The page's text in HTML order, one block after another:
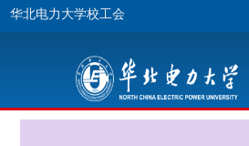
华北电力大学校工会